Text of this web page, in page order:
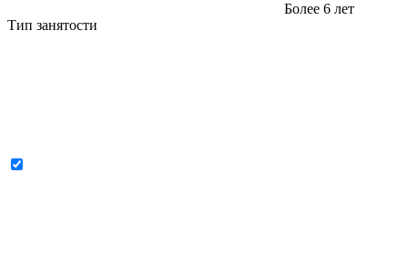
Более 6 лет
Тип занятости